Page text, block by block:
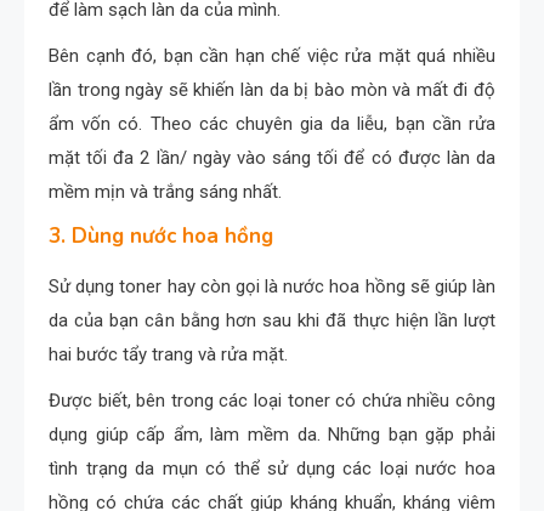
để làm sạch làn da của mình.
Bên cạnh đó, bạn cần hạn chế việc rửa mặt quá nhiều
lần trong ngày sẽ khiến làn da bị bào mòn và mất đi độ
ẩm vốn có. Theo các chuyên gia da liễu, bạn cần rửa
mặt tối đa 2 lần/ ngày vào sáng tối để có được làn da
mềm mịn và trắng sáng nhất.
3. Dùng nước hoa hồng
Sử dụng toner hay còn gọi là nước hoa hồng sẽ giúp làn
da của bạn cân bằng hơn sau khi đã thực hiện lần lượt
hai bước tẩy trang và rửa mặt.
Được biết, bên trong các loại toner có chứa nhiều công
dụng giúp cấp ẩm, làm mềm da. Những bạn gặp phải
tình trạng da mụn có thể sử dụng các loại nước hoa
hồng có chứa các chất giúp kháng khuẩn, kháng viêm